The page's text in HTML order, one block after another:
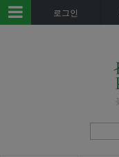
로그인